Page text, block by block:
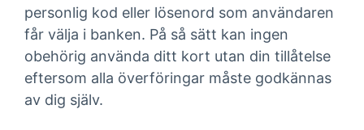
personlig kod eller lösenord som användaren
får välja i banken. På så sätt kan ingen
obehörig använda ditt kort utan din tillåtelse
eftersom alla överföringar måste godkännas
av dig själv.